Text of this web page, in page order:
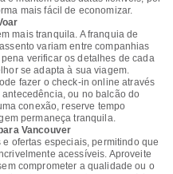
mais fácil de economizar.
mais tranquila. A franquia de
variam entre companhias
verificar os detalhes de cada
se adapta à sua viagem.
fazer o check-in online através
ou no balcão do
conexão, reserve tempo
permaneça tranquila.
Vancouver
ofertas especiais, permitindo que
acessíveis. Aproveite
comprometer a qualidade ou o